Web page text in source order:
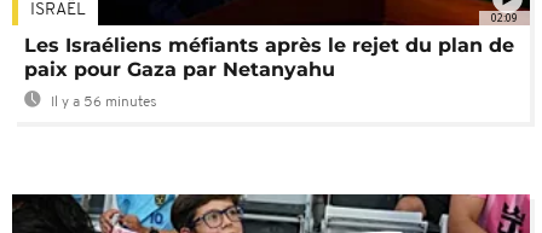
02:09
ISRAËL
Les Israéliens méfiants après le rejet du plan de
paix pour Gaza par Netanyahu
Il y a 56 minutes